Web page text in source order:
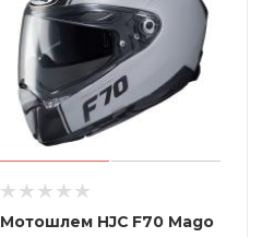
Мотошлем HJC F70 Mago